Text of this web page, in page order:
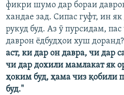
фикри шумо дар бораи
хандае зад. Сипас гуфт, ин як
рукуд буд. Аз ӯ пурсидам,
даврон ёдбудҳои хуш
аст, ки дар он давра, чи дар
чи дар дохили мамлакат як
ҳоким буд, ҳама чиз қобили
буд."